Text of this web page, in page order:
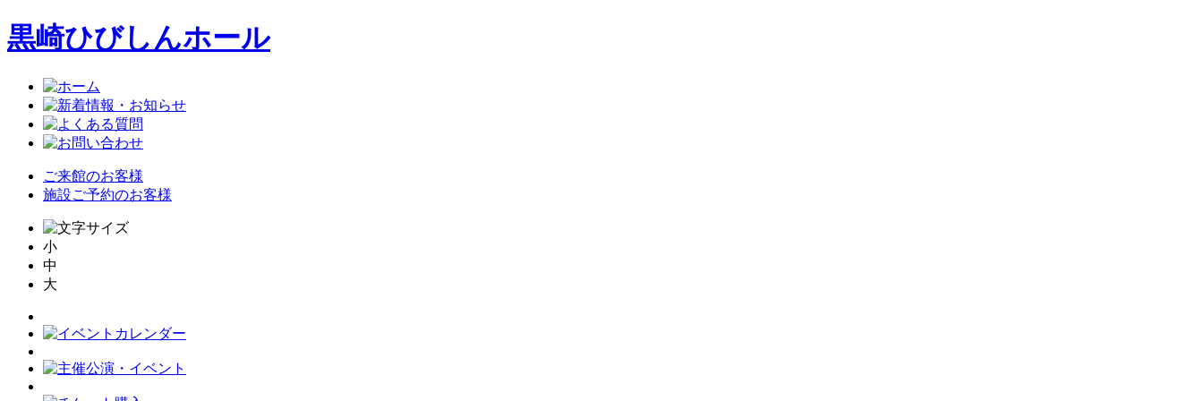
黒崎ひびしんホール
ご来館のお客様
施設ご予約のお客様
小
中
大